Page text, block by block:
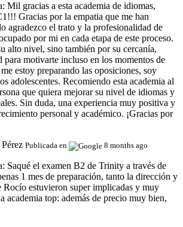
Mil gracias a esta academia de idiomas,
Gracias por la empatia que me han
agradezco el trato y la profesionalidad de
por mi en cada etapa de este proceso.
alto nivel, sino también por su cercanía,
para motivarte incluso en los momentos de
estoy preparando las oposiciones, soy
adolescentes. Recomiendo esta academia al
que quiera mejorar su nivel de idiomas y
Sin duda, una experiencia muy positiva y
personal y académico. ¡Gracias por
Publicada en 8 months ago
Saqué el examen B2 de Trinity a través de
1 mes de preparación, tanto la dirección y
Rocío estuvieron super implicadas y muy
academia top: además de precio muy bien,